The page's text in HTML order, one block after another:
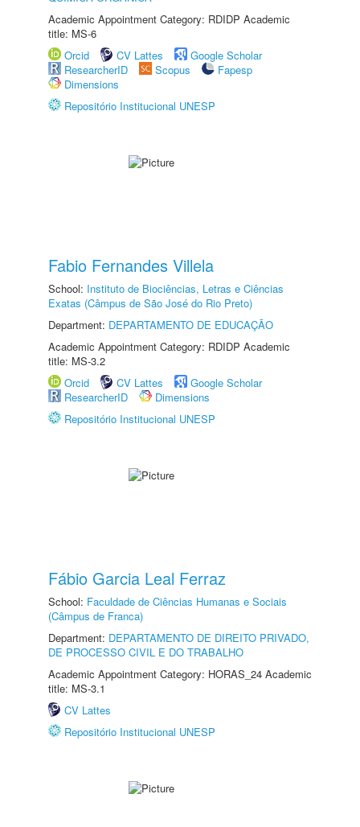
Academic Appointment Category: RDIDP Academic
title: MS-6
Orcid
CV Lattes
Google Scholar
ResearcherID
Scopus
Fapesp
Dimensions
Repositório Institucional UNESP
Fabio Fernandes Villela
School: Instituto de Biociências, Letras e Ciências
Exatas (Câmpus de São José do Rio Preto)
Department: DEPARTAMENTO DE EDUCAÇÃO
Academic Appointment Category: RDIDP Academic
title: MS-3.2
Orcid
CV Lattes
Google Scholar
ResearcherID
Dimensions
Repositório Institucional UNESP
Fábio Garcia Leal Ferraz
School: Faculdade de Ciências Humanas e Sociais
(Câmpus de Franca)
Department: DEPARTAMENTO DE DIREITO PRIVADO,
DE PROCESSO CIVIL E DO TRABALHO
Academic Appointment Category: HORAS_24 Academic
title: MS-3.1
CV Lattes
Repositório Institucional UNESP